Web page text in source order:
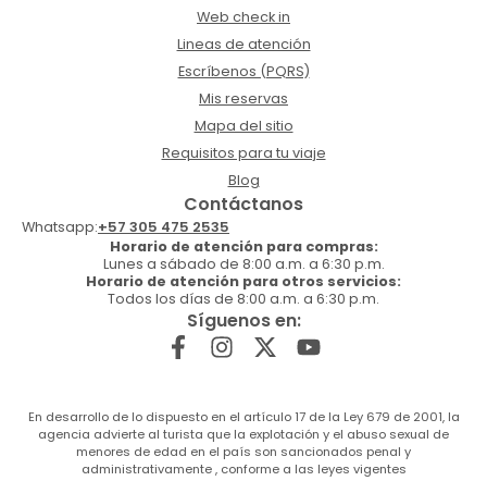
Web check in
Lineas de atención
Escríbenos (PQRS)
Mis reservas
Mapa del sitio
Requisitos para tu viaje
Blog
Contáctanos
Whatsapp:+57 305 475 2535
Horario de atención para compras:
Lunes a sábado de 8:00 a.m. a 6:30 p.m.
Horario de atención para otros servicios:
Todos los días de 8:00 a.m. a 6:30 p.m.
Síguenos en:
En desarrollo de lo dispuesto en el artículo 17 de la Ley 679 de 2001, la
agencia advierte al turista que la explotación y el abuso sexual de
menores de edad en el país son sancionados penal y
administrativamente , conforme a las leyes vigentes